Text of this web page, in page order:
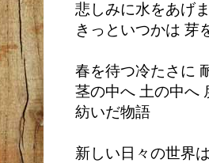
悲しみに水をあげ
きっといつかは 芽
春を待つ冷たさに
茎の中へ 土の中へ
紡いだ物語
新しい日々の世界